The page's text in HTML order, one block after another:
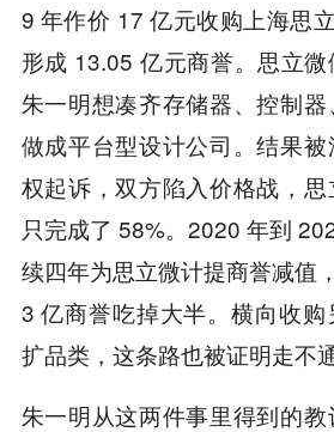
9 年作价 17 亿元收购上海思
形成 13.05 亿元商誉。思立微
朱一明想凑齐存储器、控制器
做成平台型设计公司。结果
权起诉，双方陷入价格战，
只完成了 58%。2020 年到
续四年为思立微计提商誉减值
3 亿商誉吃掉大半。横向收
扩品类，这条路也被证明走不通
朱一明从这两件事里得到的